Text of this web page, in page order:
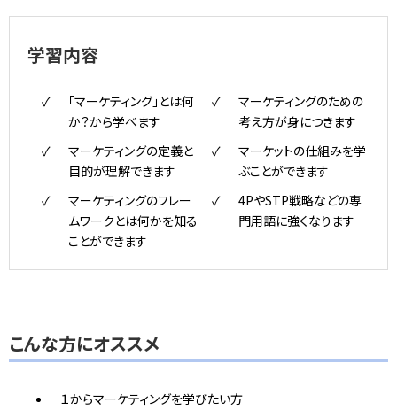
学習内容
「マーケティング」とは何
か？から学べます
マーケティングのための
考え方が身につきます
マーケティングの定義と
目的が理解できます
マーケットの仕組みを学
ぶことができます
マーケティングのフレー
ムワークとは何かを知る
ことができます
4PやSTP戦略などの専
門用語に強くなります
こんな方にオススメ
１からマーケティングを学びたい方